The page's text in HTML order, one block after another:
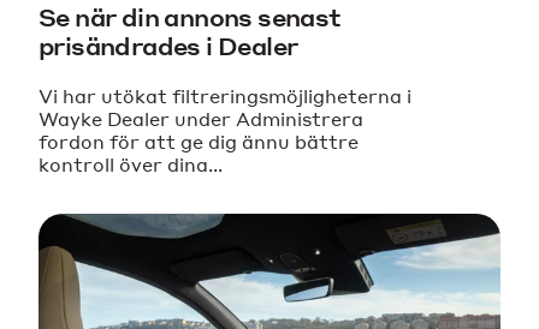
Se när din annons senast
prisändrades i Dealer
Vi har utökat filtreringsmöjligheterna i
Wayke Dealer under Administrera
fordon för att ge dig ännu bättre
kontroll över dina...